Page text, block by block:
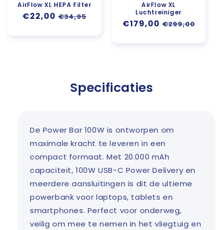
AirFlow XL HEPA Filter
Aanbiedingsprijs
€22,00 Normale
€34,95
AirFlow XL
Luchtreiniger
Aanbiedingsprijs
€179,00 Normale
€299,00
Specificaties
De Power Bar 100W is ontworpen om
maximale kracht te leveren in een
compact formaat. Met 20.000 mAh
capaciteit, 100W USB-C Power Delivery en
meerdere aansluitingen is dit de ultieme
powerbank voor laptops, tablets en
smartphones. Perfect voor onderweg,
veilig om mee te nemen in het vliegtuig en